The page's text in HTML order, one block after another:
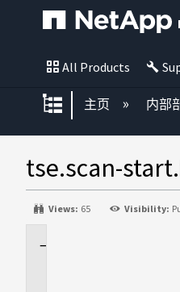
All Products
扩展/隐缩全
主页 内部
tse.scan-
Views: 65 Visibility: